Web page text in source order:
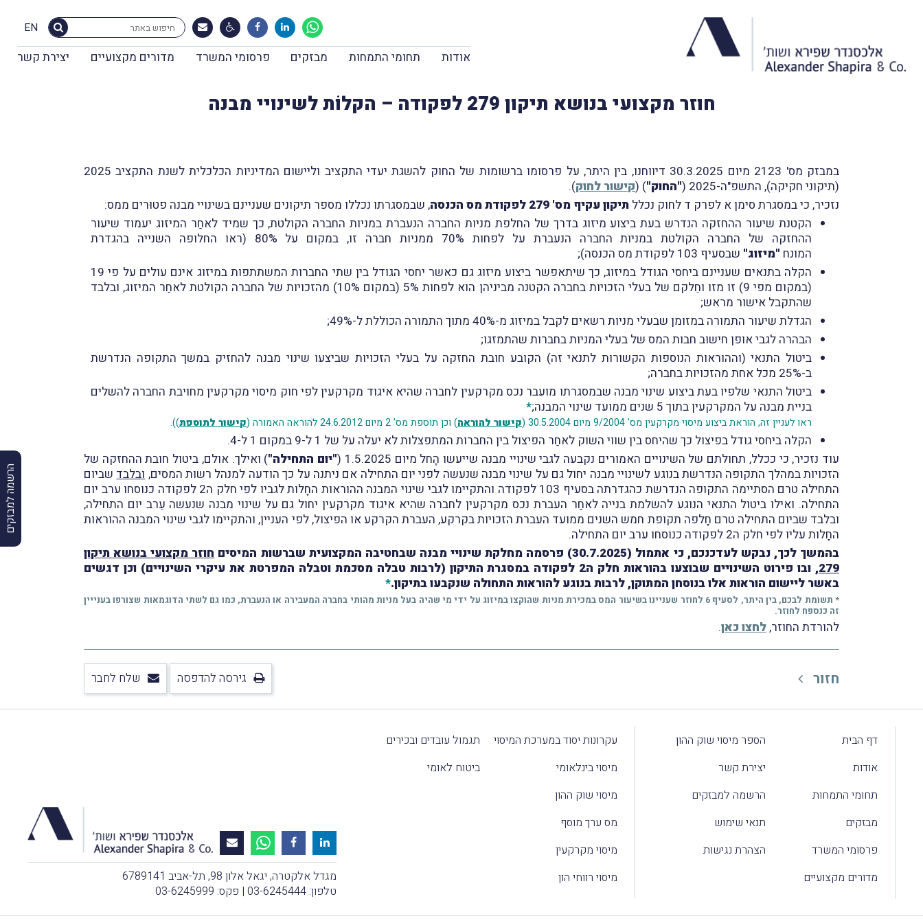
EN
אודות תחומי התמחות מבזקים פרסומי המשרד מדורים מקצועיים יצירת קשר
הרשמה למבזקים
חוזר מקצועי בנושא תיקון 279 לפקודה – הקלוֹת לשינויי מבנה
במבזק מס' 2123 מיום 30.3.2025 דיווחנו, בין היתר, על פרסומו ברשומות של החוק להשגת יעדי התקציב וליישום המדיניות הכלכלית לשנת התקציב 2025
(תיקוני חקיקה), התשפ"ה-2025 (
"החוק") (קישור לחוק).
נזכיר, כי במסגרת סימן א לפרק ד לחוק נכלל תיקון עקיף מס' 279 לפקודת מס הכנסה
, שבמסגרתו נכללו מספר תיקונים שעניינם בשינויי מבנה פטוּרים ממס:
הקטנת שיעור ההחזקה הנדרש בעת ביצוע מיזוג בדרך של החלפת מניות החברה הנעברת במניות החברה הקולטת, כך שמיד לאחַר המיזוג יעמוד שיעור
ההחזקה של החברה הקולטת במניות החברה הנעברת על לפחות 70% ממניות חברה זו, במקום על 80% (ראו החלופה השנייה בהגדרת
המונח "מיזוג" שבסעיף 103 לפקודת מס הכנסה);
הקלה בתנאים שעניינם ביחסי הגודל במיזוג, כך שיתאפשר ביצוע מיזוג גם כאשר יחסי הגודל בין שתי החברות המשתתפות במיזוג אינם עולים על פי 19
(במקום מפי 9) זו מזו וחֵלקם של בעלי הזכויות בחברה הקטנה מביניהן הוא לפחות 5% (במקום 10%) מהזכויות של החברה הקולטת לאחַר המיזוג, ובלבד
שהתקבל אישור מראש;
הגדלת שיעור התמורה במזומן שבעלי מניות רשאים לקבל במיזוג מ-40% מתוך התמורה הכוללת ל-49%;
הבהרה לגבי אופן חישוב חבות המס של בעלי המניות בחברות שהתמזגו;
ביטול התנאי (וההוראות הנוספות הקשורות לתנאי זה) הקובע חובת החזקה על בעלי הזכויות שביצעו שינוי מבנה להחזיק במשך התקופה הנדרשת
ב-25% מכל אחת מהזכויות בחברה;
ביטול התנאי שלפיו בעת ביצוע שינוי מבנה שבמסגרתו מועבר נכס מקרקעין לחברה שהיא איגוד מקרקעין לפי חוק מיסוי מקרקעין מחויבת החברה להשלים
בניית מבנה על המקרקעין בתוך 5 שנים ממועד שינוי המבנה;
*
ראו לעניין זה, הוראת ביצוע מיסוי מקרקעין מס' 9/2004 מיום 30.5.2004 ( קישור להוראה) וכן תוספת מס' 2 מיום 24.6.2012 להוראה האמורה ( קישור לתוספת)).
הקלה ביחסי גודל בפיצול כך שהיחס בין שווי השוק לאחַר הפיצול בין החברות המתפצלות לא יעלה על של 1 ל-9 במקום 1 ל-4.
עוד נזכיר, כי ככלל, תחולתם של השינויים האמורים נקבעה לגבי שינויי מבנה שייעשו הָחל מיום 1.5.2025 (
"יום התחילה") ואילך. אולם, ביטול חובת ההחזקה של
הזכויות במהלך התקופה הנדרשת בנוגע לשינויי מבנה יחול גם על שינוי מבנה שנעשה לפני יום התחילה אם ניתנה על כך הודעה למנהל רשות המסים, ובלבד שביום
התחילה טרם הסתיימה התקופה הנדרשת כהגדרתה בסעיף 103 לפקודה והתקיימו לגבי שינוי המבנה ההוראות החָלות לגביו לפי חלק ה2 לפקודה כנוסחו ערב יום
התחילה. ואילו ביטול התנאי הנוגע להשלמת בנייה לאחַר העברת נכס מקרקעין לחברה שהיא איגוד מקרקעין יחול גם על שינוי מבנה שנעשה עֵרב יום התחילה,
ובלבד שביום התחילה טרם חָלפה תקופת חמש השנים ממועד העברת הזכויות בקרקע, העברת הקרקע או הפיצול, לפי העניין, והתקיימו לגבי שינוי המבנה ההוראות
החָלות עליו לפי חלק ה2 לפקודה כנוסחו ערב יום התחילה.
בהמשך לכך, נבקש לעדכנכם, כי אתמול (30.7.2025) פרסמה מחלקת שינויי מבנה שבחטיבה המקצועית שברשות המיסים
חוזר מקצועי בנושא תיקון
279
, ובו פירוט השינויים שבוצעו בהוראות חלק ה2 לפקודה במסגרת התיקון (לרבות טבלה מסכמת וטבלה המפרטת את עיקרי השינויים) וכן דגשים
באשר ליישום הוראות אלו בנוסחן המתוקן, לרבות בנוגע להוראות התחולה שנקבעו בתיקון.*
* תשומת לבכם, בין היתר, לסעיף 6 לחוזר שעניינו בשיעור המס במכירת מניות שהוקצו במיזוג על ידי מי שהיה בעל מניות מהותי בחברה המעבירה או הנעברת, כמו גם לשתי הדוגמאות שצורפו בענייין
זה כנספח לחוזר.
להורדת החוזר,לחצו כאן.
חזור גירסה להדפסה שלח לחבר
דף הבית
אודות
תחומי התמחות
מבזקים
פרסומי המשרד
מדורים מקצועיים
הספר מיסוי שוק ההון
יצירת קשר
הרשמה למבזקים
תנאי שימוש
הצהרת נגישות
עקרונות יסוד במערכת המיסוי
מיסוי בינלאומי
מיסוי שוק ההון
מס ערך מוסף
מיסוי מקרקעין
מיסוי רווחי הון
תגמול עובדים ובכירים
ביטוח לאומי
מגדל אלקטרה, יגאל אלון 98, תל-אביב 6789141
טלפון: 03-6245444 | פקס: 03-6245999